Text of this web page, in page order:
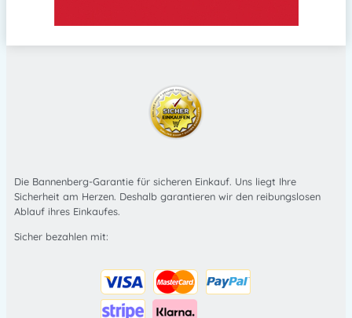
Die Bannenberg-Garantie für sicheren Einkauf. Uns liegt Ihre
Sicherheit am Herzen. Deshalb garantieren wir den reibungslosen
Ablauf ihres Einkaufes.
Sicher bezahlen mit: